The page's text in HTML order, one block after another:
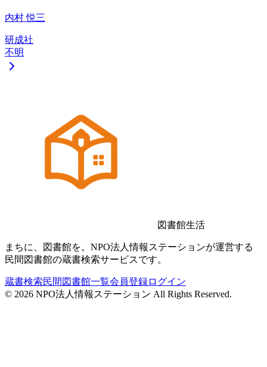
内村 悦三
研成社
不明
図書館生活
まちに、図書館を。NPO法人情報ステーションが運営する
民間図書館の蔵書検索サービスです。
蔵書検索民間図書館一覧会員登録ログイン
© 2026 NPO法人情報ステーション All Rights Reserved.